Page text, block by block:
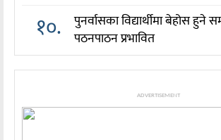
१०.
पुनर्वासका विद्यार्थीमा बेहोस हुने
पठनपाठन प्रभावित
ADVERTISEMENT